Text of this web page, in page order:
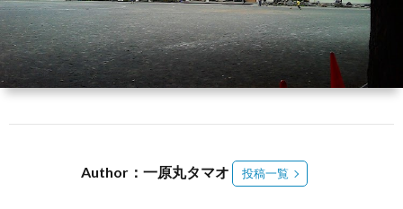
ン
Author：一原丸タマオ 投稿一覧